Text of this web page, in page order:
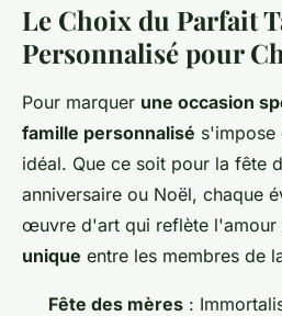
Le Choix du Parfait
Personnalisé pour
Pour marquer une occasion
famille personnalisé s'impose
idéal. Que ce soit pour la fête
anniversaire ou Noël, chaque
œuvre d'art qui reflète l'amour
unique entre les membres de
Fête des mères :